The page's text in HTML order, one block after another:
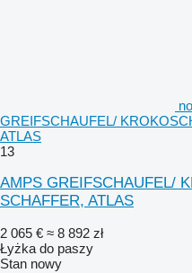
GREIFSCHAUFEL/
ATLAS
13
AMPS GREIFSCHAUFEL/
SCHAFFER, ATLAS
2 065 € ≈ 8 892 zł
Łyżka do paszy
Stan nowy